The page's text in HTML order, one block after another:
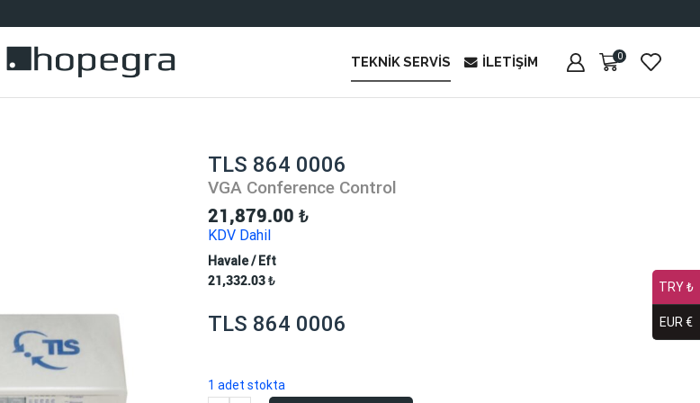
TEKNIK SERVIS İLETIŞIM 0
TLS 864 0006
VGA Conference Control
21,879.00 ₺
KDV Dahil
Havale / Eft
21,332.03₺
TLS 864 0006
1 adet stokta
TRY ₺
EUR €